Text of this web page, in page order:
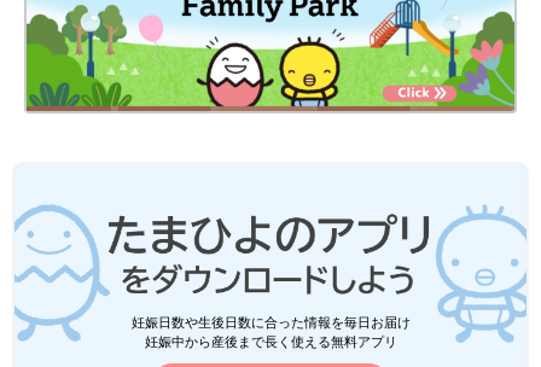
妊娠日数や生後日数に合った情報を毎日お届け
妊娠中から産後まで長く使える無料アプリ